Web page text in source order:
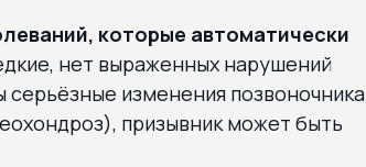
которые автоматически
нет выраженных нарушений
изменения позвоночника
призывник может быть